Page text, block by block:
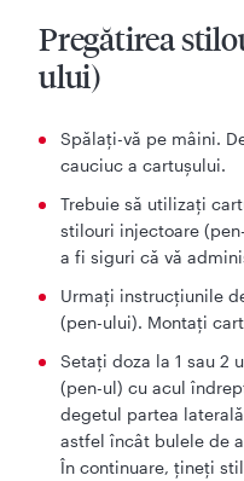
Pregătirea
ului)
Spălaţi-vă pe mâini.
cauciuc a cartuşului.
Trebuie să utilizaţi
stilouri injectoare
a fi siguri că vă
Urmaţi instrucţiunile
(pen-ului). Montaţi
Setaţi doza la 1 sau 2
(pen-ul) cu acul
degetul partea
astfel încât bulele de
În continuare, ţineţi